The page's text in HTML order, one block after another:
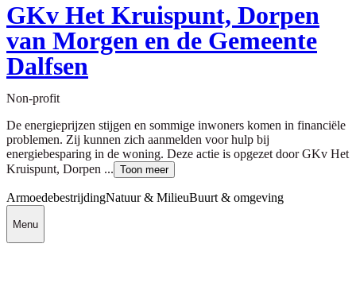
GKv Het Kruispunt, Dorpen
van Morgen en de Gemeente
Dalfsen
Non-profit
De energieprijzen stijgen en sommige inwoners komen in financiële
problemen. Zij kunnen zich aanmelden voor hulp bij
energiebesparing in de woning. Deze actie is opgezet door GKv Het
Kruispunt, Dorpen ... Toon meer
ArmoedebestrijdingNatuur & MilieuBuurt & omgeving
Menu